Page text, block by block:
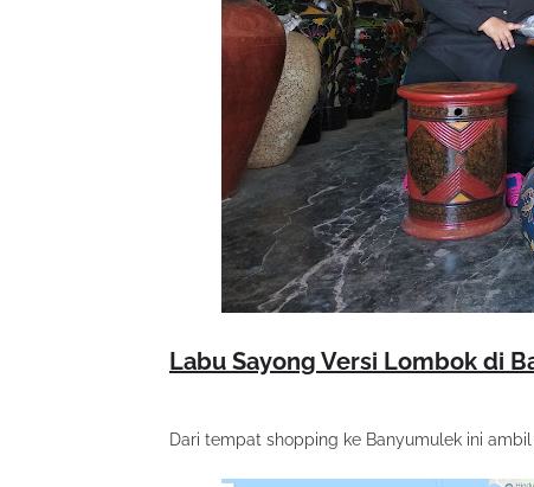
Labu Sayong Versi Lombok di
Dari tempat shopping ke Banyumulek ini